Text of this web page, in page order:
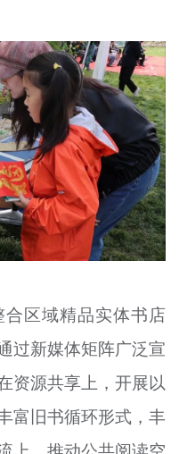
区域精品实体书店
过新媒体矩阵广泛宣
资源共享上，开展以
富旧书循环形式，丰